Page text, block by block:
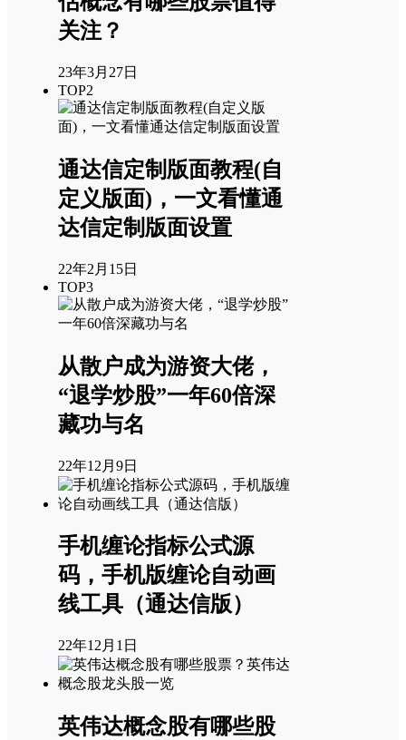
关注？
23年3月27日
TOP2
通达信定制版面教程(自
定义版面)，一文看懂通
达信定制版面设置
22年2月15日
TOP3
从散户成为游资大佬，
“退学炒股”一年60倍深
藏功与名
22年12月9日
手机缠论指标公式源
码，手机版缠论自动画
线工具（通达信版）
22年12月1日
英伟达概念股有哪些股